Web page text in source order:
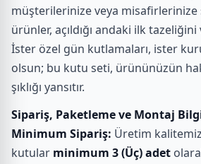
müşterilerinize veya
ürünler, açıldığı andaki ilk
İster özel gün kutlamaları, ister
olsun; bu kutu seti, ürününüzün
şıklığı yansıtır.
Sipariş, Paketleme ve Montaj
Minimum Sipariş: Üretim
kutular minimum 3 (Üç) adet